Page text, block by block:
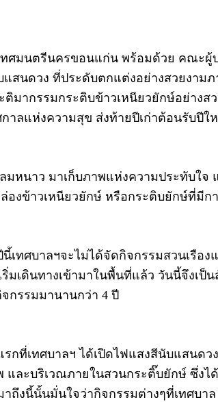
ทศมนตรีนครขอนแก่น พร้อมด้วย คณะ
นดวง ที่ประดับตกแต่งอย่างสวยงาม
ากรรมกระติบข้าวเหนียวยักษ์อย่าง
าลแห่งความสุข ส่งท้ายปีเก่าต้อนรับปีใ
หนาว มาเก็บภาพแห่งความประทับใจ
งข้าวเหนียวยักษ์ หรือกระติบยักษ์ที่มีก
ศบาลฯจะไม่ได้จัดกิจกรรมสวนเรือ
ดินทางเข้ามาในพื้นที่แล้ว วันนี้จึงเ
กรรมมานานกว่า 4 ปี
กที่เทศบาลฯ ได้เปิดไฟแสงสีนับแสนด
ะบริเวณภายในสวนกระติ๊บยักษ์ ซึ่งไ
ถึงนี้นั้นมั่นใจว่ากิจกรรมต่างๆที่เทศบา